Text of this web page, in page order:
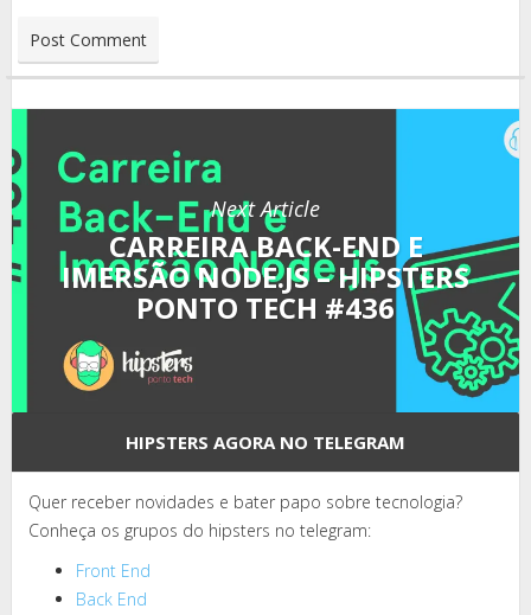
Next Article
CARREIRA BACK-END E
IMERSÃO NODE.JS – HIPSTERS
PONTO TECH #436
HIPSTERS AGORA NO TELEGRAM
Quer receber novidades e bater papo sobre tecnologia?
Conheça os grupos do hipsters no telegram:
Front End
Back End